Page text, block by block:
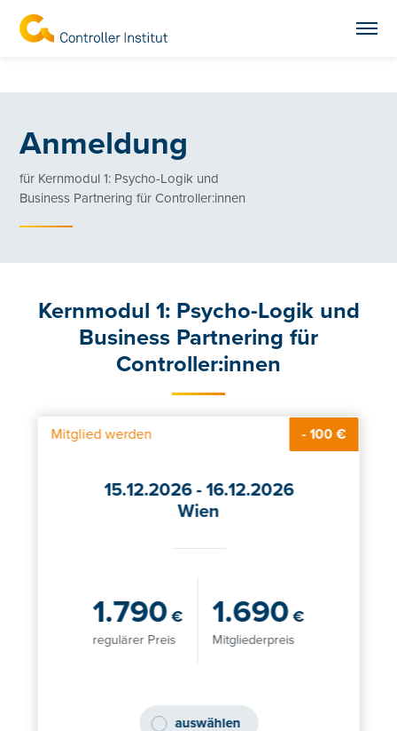
Anmeldung
für Kernmodul 1: Psycho-Logik und
Business Partnering für Controller:innen
Kernmodul 1: Psycho-Logik und
Business Partnering für
Controller:innen
Mitglied werden - 100 €
15.12.2026 - 16.12.2026
Wien
1.790 €
regulärer Preis
1.690 €
Mitgliederpreis
auswählen